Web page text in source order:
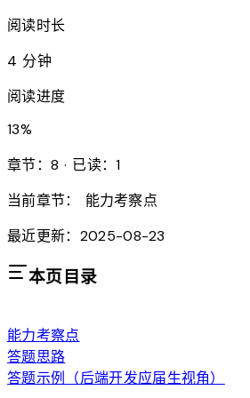
阅读时长
4 分钟
阅读进度
13%
章节：8 · 已读：1
当前章节：
能力考察点
最近更新：2025-08-23
本页目录
能力考察点
答题思路
答题示例（后端开发应届生视角）